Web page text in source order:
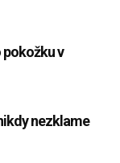
pokožku v
nezklame